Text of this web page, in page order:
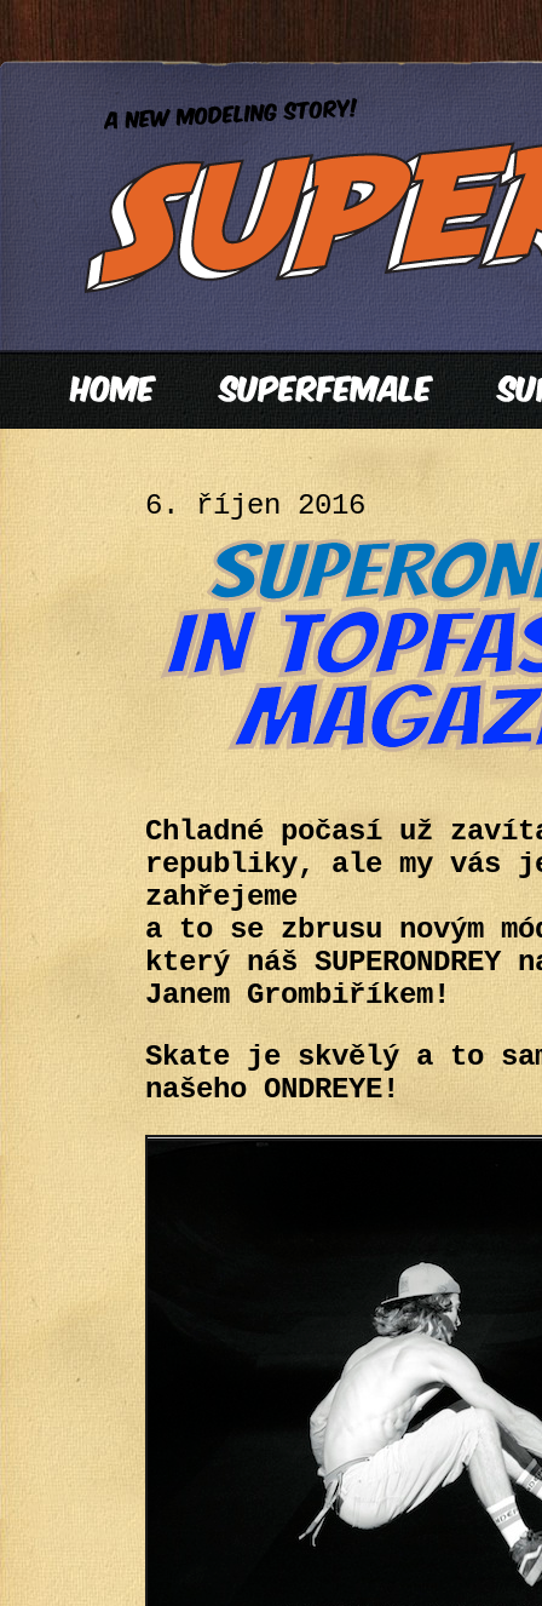
6. říjen 2016
Chladné počasí už
republiky, ale my vás
zahřejeme
a to se zbrusu novým
který náš
Janem Grombiříkem!
Skate je skvělý a to
našeho ONDREYE!